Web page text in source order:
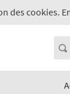
des cookies.